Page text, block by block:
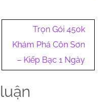
Trọn Gói 450k
Khám Phá Côn Sơn
– Kiếp Bạc 1 Ngày